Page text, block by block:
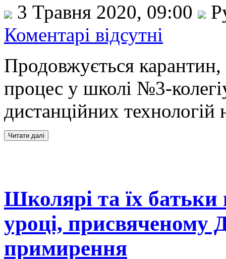
3 Травня 2020, 09:00
Коментарі відсутні
Продовжується карантин,
процес у школі №3-
дистанційних технологій
Школярі та їх
уроці, присвяченому
примирення